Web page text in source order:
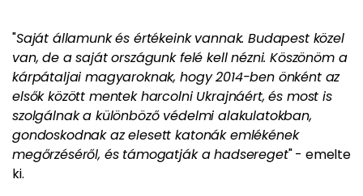
"Saját államunk és értékeink vannak. Budapest közel
van, de a saját országunk felé kell nézni. Köszönöm a
kárpátaljai magyaroknak, hogy 2014-ben önként az
elsők között mentek harcolni Ukrajnáért, és most is
szolgálnak a különböző védelmi alakulatokban,
gondoskodnak az elesett katonák emlékének
megőrzéséről, és támogatják a hadsereget" - emelte
ki.